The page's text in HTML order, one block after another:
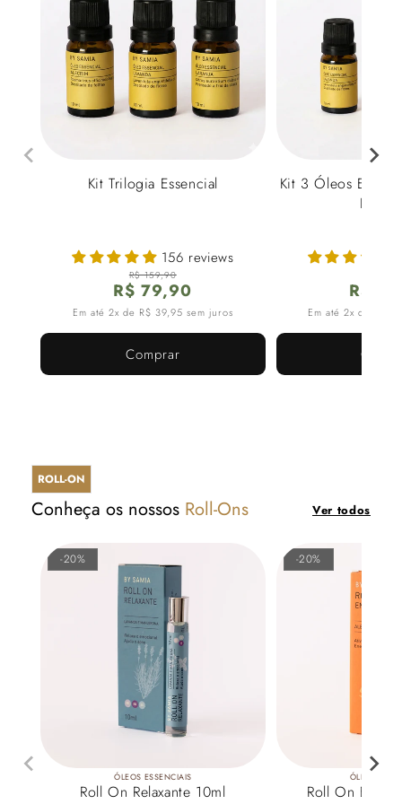
Kit Trilogia Essencial
156 reviews
Preço
de
saldo
R$ 79,90
Preço
normal
R$ 159,90
Em até 2x de R$ 39,95 sem juros
Comprar
Kit 3 Óleos
By
R$
Em até 2x de R$
ROLL-ON
Conheça os nossos Roll-Ons Ver todos
-20%
ÓLEOS ESSENCIAIS
Roll On Relaxante 10ml
-20%
ÓLEOS
Roll On